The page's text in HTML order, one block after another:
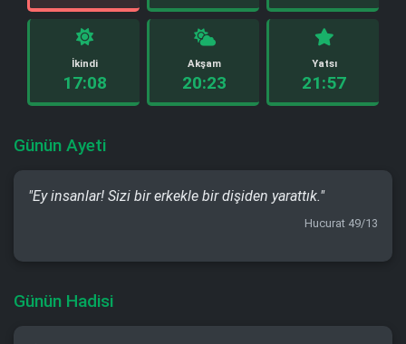
İkindi
17:08
Akşam
20:23
Yatsı
21:57
Günün Ayeti
"Ey insanlar! Sizi bir erkekle bir dişiden yarattık."
Hucurat 49/13
Günün Hadisi